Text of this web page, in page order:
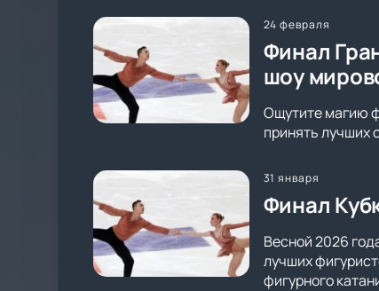
24 февраля
Финал
шоу
Ощутите магию
принять лучших
31 января
Финал
Весной 2026
лучших
фигурного